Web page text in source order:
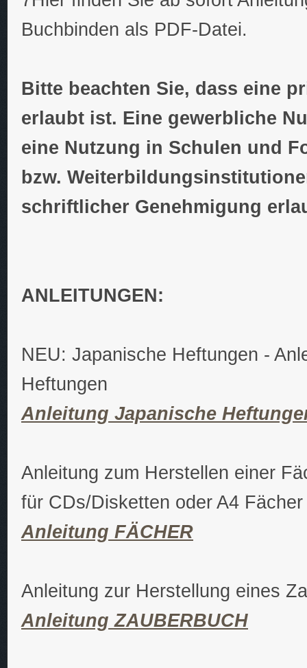
Buchbinden als PDF-Datei.
Bitte beachten Sie, dass eine
erlaubt ist. Eine gewerbliche
eine Nutzung in Schulen und
bzw.
schriftlicher Genehmigung
ANLEITUNGEN:
NEU: Japanische Heftungen -
Heftungen
Anleitung Japanische
Anleitung zum Herstellen einer
für CDs/Disketten oder A4 Fächer
Anleitung FÄCHER
Anleitung zur Herstellung eines
Anleitung ZAUBERBUCH